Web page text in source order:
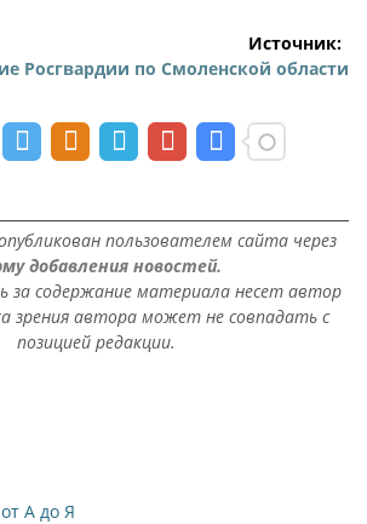
Источник:
Росгвардии по Смоленской области
пользователем сайта через
добавления новостей.
за содержание материала несет автор
зрения автора может не совпадать с
позицией редакции.
А до Я